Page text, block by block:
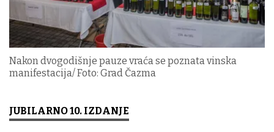
Nakon dvogodišnje pauze vraća se poznata vinska
manifestacija/ Foto: Grad Čazma
JUBILARNO 10. IZDANJE